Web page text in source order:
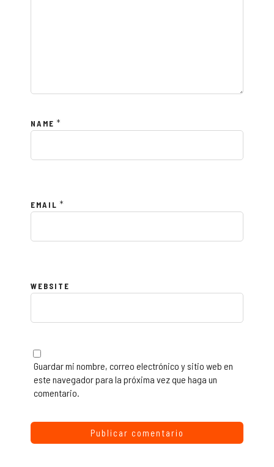
NAME *
EMAIL *
WEBSITE
Guardar mi nombre, correo electrónico y sitio web en
este navegador para la próxima vez que haga un
comentario.